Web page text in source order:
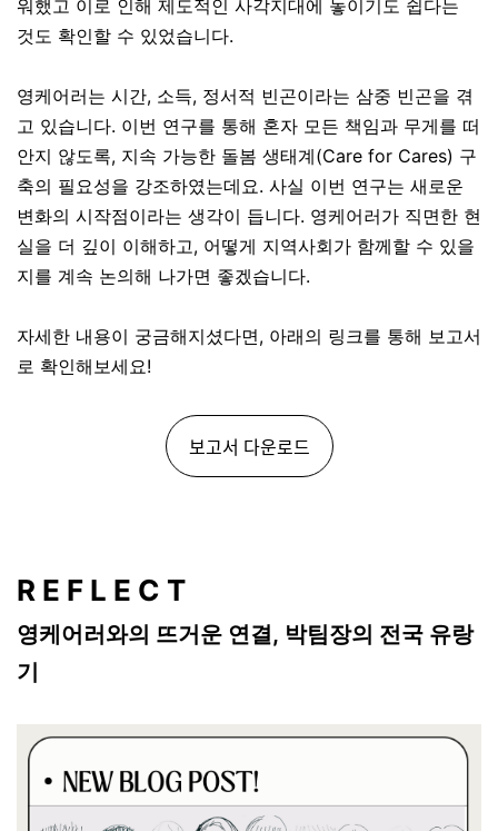
워했고 이로 인해 제도적인 사각지대에 놓이기도 쉽다는
것도 확인할 수 있었습니다.
영케어러는 시간, 소득, 정서적 빈곤이라는 삼중 빈곤을 겪
고 있습니다. 이번 연구를 통해 혼자 모든 책임과 무게를 떠
안지 않도록, 지속 가능한 돌봄 생태계(Care for Cares) 구
축의 필요성을 강조하였는데요. 사실 이번 연구는 새로운
변화의 시작점이라는 생각이 듭니다. 영케어러가 직면한 현
실을 더 깊이 이해하고, 어떻게 지역사회가 함께할 수 있을
지를 계속 논의해 나가면 좋겠습니다.
자세한 내용이 궁금해지셨다면, 아래의 링크를 통해 보고서
로 확인해보세요!
보고서 다운로드
R E F L E C T
영케어러와의 뜨거운 연결, 박팀장의 전국 유랑
기